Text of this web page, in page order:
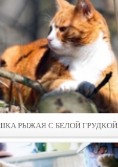
РЫЖАЯ С БЕЛОЙ ГРУДКОЙ